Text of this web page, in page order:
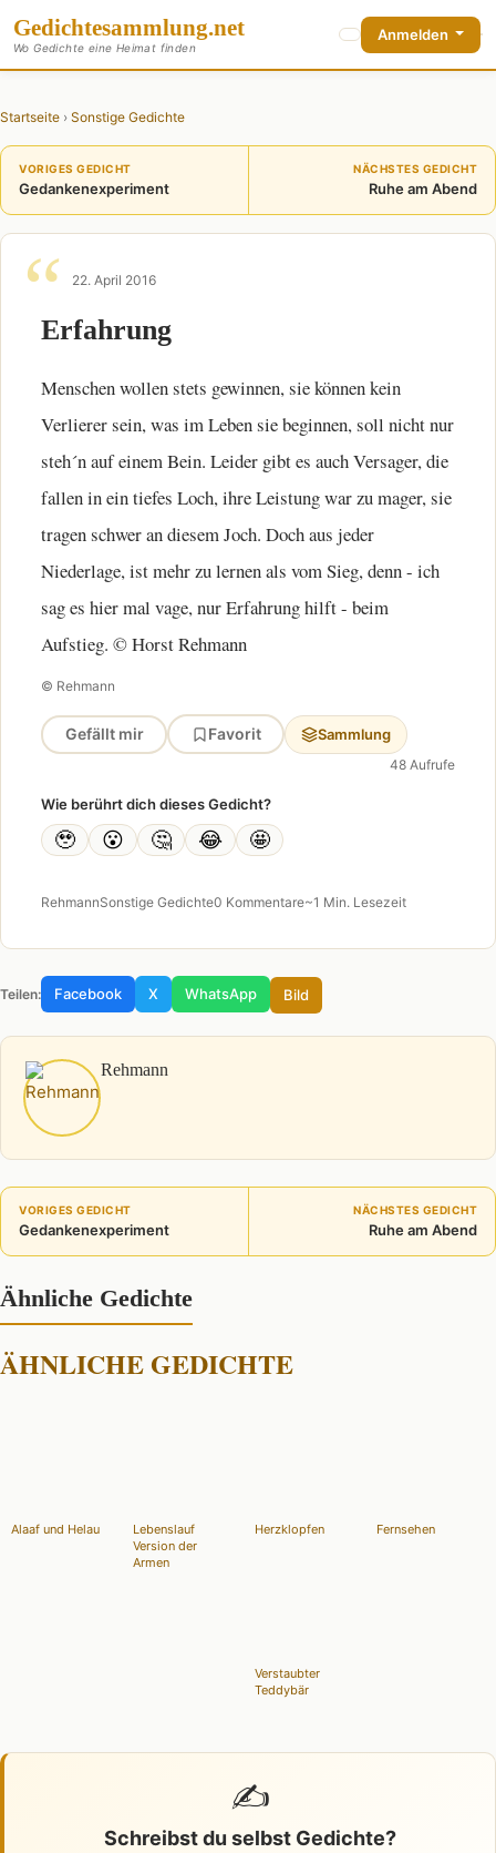
Gedichtesammlung.net
Wo Gedichte eine Heimat finden
Anmelden
Startseite › Sonstige Gedichte
VORIGES GEDICHT
Gedankenexperiment
NÄCHSTES GEDICHT
Ruhe am Abend
22. April 2016
Erfahrung
Menschen wollen stets gewinnen, sie können kein
Verlierer sein, was im Leben sie beginnen, soll nicht nur
steh´n auf einem Bein. Leider gibt es auch Versager, die
fallen in ein tiefes Loch, ihre Leistung war zu mager, sie
tragen schwer an diesem Joch. Doch aus jeder
Niederlage, ist mehr zu lernen als vom Sieg, denn - ich
sag es hier mal vage, nur Erfahrung hilft - beim
Aufstieg. © Horst Rehmann
© Rehmann
Gefällt mir Favorit Sammlung
48 Aufrufe
Wie berührt dich dieses Gedicht?
🥹 😮 🤔 😂 🤩
RehmannSonstige Gedichte0 Kommentare~1 Min. Lesezeit
Teilen: Facebook X WhatsApp Bild
Rehmann
VORIGES GEDICHT
Gedankenexperiment
NÄCHSTES GEDICHT
Ruhe am Abend
Ähnliche Gedichte
ÄHNLICHE GEDICHTE
Alaaf und Helau
Lebenslauf
Version der
Armen
Herzklopfen Fernsehen
Verstaubter
Teddybär
✍️
Schreibst du selbst Gedichte?